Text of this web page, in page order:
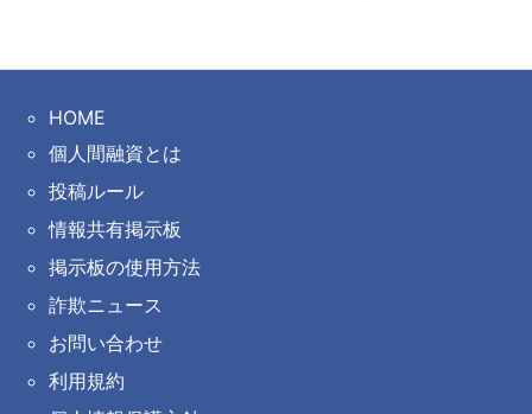
HOME
個人間融資とは
投稿ルール
情報共有掲示板
掲示板の使用方法
詐欺ニュース
お問い合わせ
利用規約